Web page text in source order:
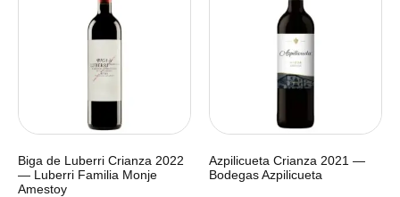
Biga de Luberri Crianza 2022
— Luberri Familia Monje
Amestoy
Azpilicueta Crianza 2021 —
Bodegas Azpilicueta